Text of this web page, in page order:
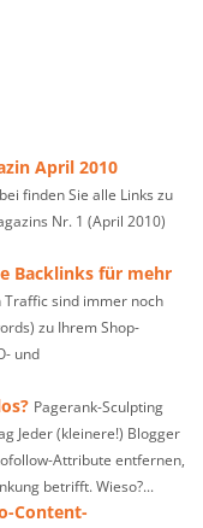
April 2010
finden Sie alle Links zu
Nr. 1 (April 2010)
Backlinks für mehr
Traffic sind immer noch
zu Ihrem Shop-
und
Pagerank-Sculpting
Jeder (kleinere!) Blogger
Attribute entfernen,
betrifft. Wieso?...
Content-